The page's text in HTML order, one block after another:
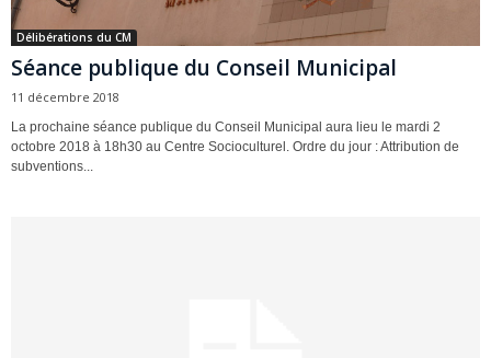
Délibérations du CM
Séance publique du Conseil Municipal
11 décembre 2018
La prochaine séance publique du Conseil Municipal aura lieu le mardi 2
octobre 2018 à 18h30 au Centre Socioculturel. Ordre du jour : Attribution de
subventions...